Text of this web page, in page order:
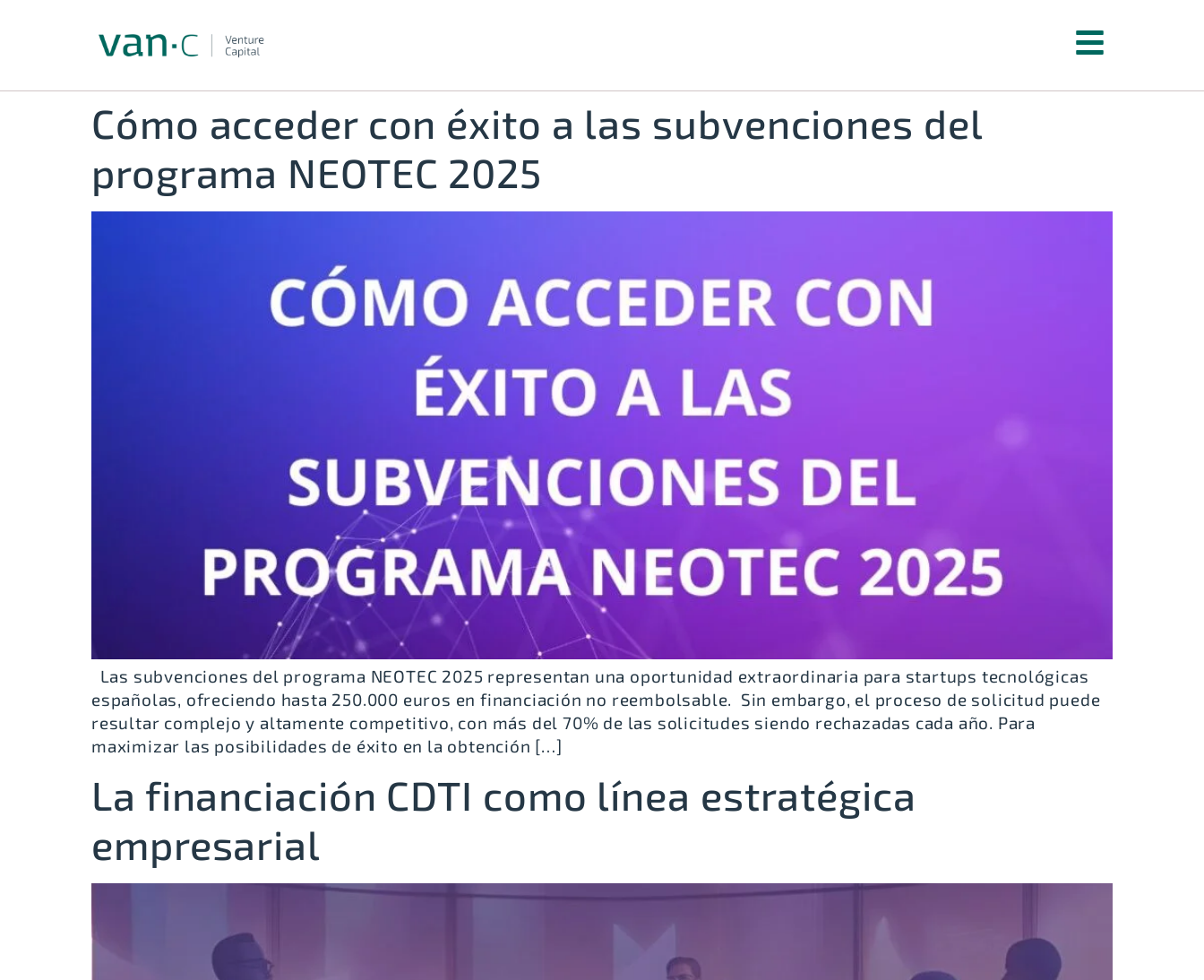
Cómo acceder con éxito a las subvenciones del
programa NEOTEC 2025
Las subvenciones del programa NEOTEC 2025 representan una oportunidad extraordinaria para startups tecnológicas
españolas, ofreciendo hasta 250.000 euros en financiación no reembolsable. Sin embargo, el proceso de solicitud puede
resultar complejo y altamente competitivo, con más del 70% de las solicitudes siendo rechazadas cada año. Para
maximizar las posibilidades de éxito en la obtención […]
La financiación CDTI como línea estratégica
empresarial